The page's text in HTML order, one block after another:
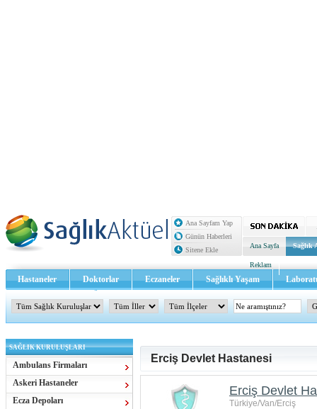
Ana Sayfam Yap
Günün Haberleri
Sitene Ekle
Ana Sayfa Sağlık
Reklam
Hastaneler Doktorlar Eczaneler Sağlıklı Yaşam
Sağlık TV - Video İletişim
SAĞLIK KURULUŞLARI
Ambulans Firmaları
Askeri Hastaneler
Ecza Depoları
Erciş Devlet Hastanesi
Erciş Devlet
Türkiye/Van/Erciş